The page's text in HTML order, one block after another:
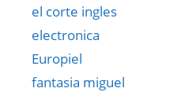
el corte ingles
electronica
Europiel
fantasia miguel